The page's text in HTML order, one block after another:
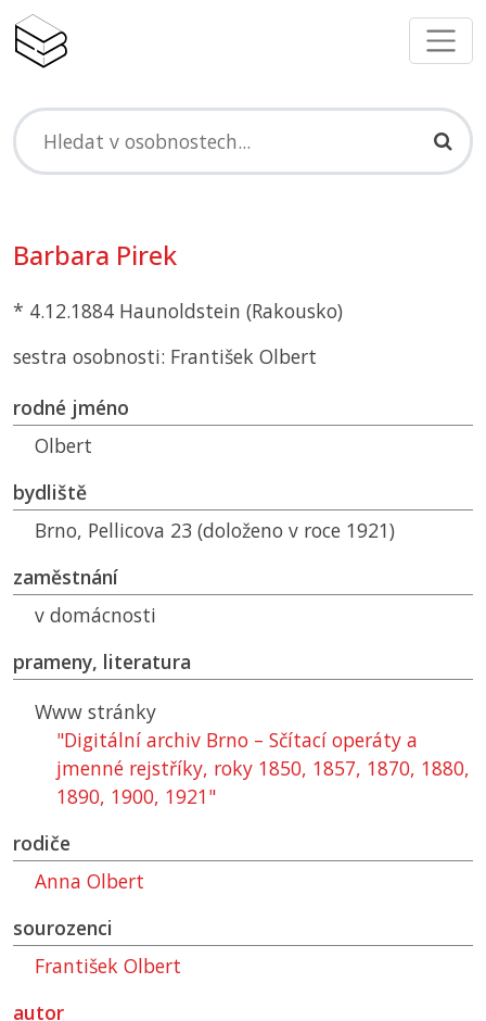
Barbara Pirek
* 4.12.1884 Haunoldstein (Rakousko)
sestra osobnosti: František Olbert
rodné jméno
Olbert
bydliště
Brno, Pellicova 23 (doloženo v roce 1921)
zaměstnání
v domácnosti
prameny, literatura
Www stránky
"Digitální archiv Brno – Sčítací operáty a
jmenné rejstříky, roky 1850, 1857, 1870, 1880,
1890, 1900, 1921"
rodiče
Anna Olbert
sourozenci
František Olbert
autor